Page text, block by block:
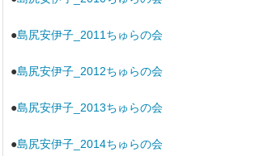
●島尻安伊子_2011ちゅらの会
●島尻安伊子_2012ちゅらの会
●島尻安伊子_2013ちゅらの会
●島尻安伊子_2014ちゅらの会